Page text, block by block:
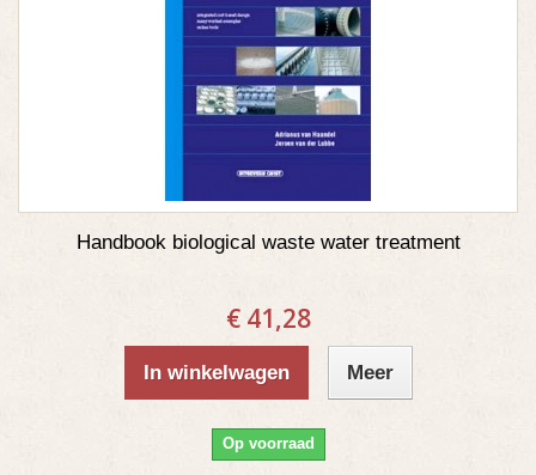
Handbook biological waste water treatment
€ 41,28
In winkelwagen Meer
Op voorraad